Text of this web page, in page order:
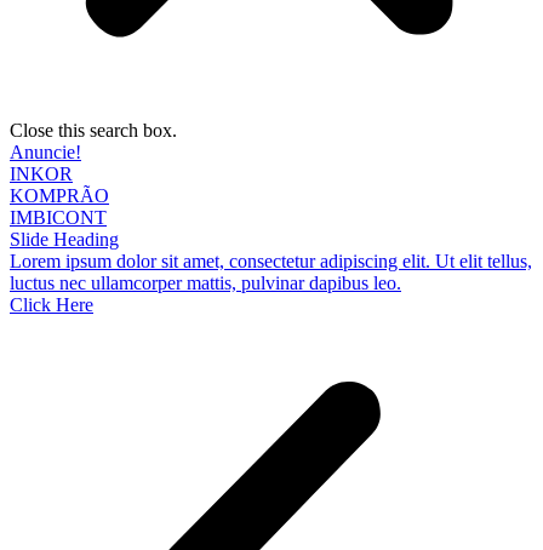
Close this search box.
Anuncie!
INKOR
KOMPRÃO
IMBICONT
Slide Heading
Lorem ipsum dolor sit amet, consectetur adipiscing elit. Ut elit tellus,
luctus nec ullamcorper mattis, pulvinar dapibus leo.
Click Here